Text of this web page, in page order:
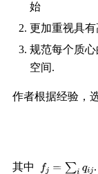
始
更加重视具
规范每个质
空间.
作者根据经验，
其中 .